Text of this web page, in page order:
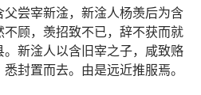
尝宰新淦，新淦人杨羡后为含
顾，羡招致不已，辞不获而就
新淦人以含旧宰之子，咸致赂
封置而去。由是远近推服焉。